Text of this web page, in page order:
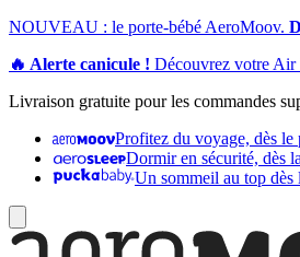
NOUVEAU : le porte-bébé AeroMoov.
🔥 Alerte canicule ! Découvrez votre Air
Livraison gratuite pour les commandes
Profitez du voyage, dès le
Dormir en sécurité, dès
Un sommeil au top dès